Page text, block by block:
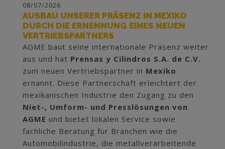
08/07/2026
AUSBAU UNSERER PRÄSENZ IN MEXIKO
DURCH DIE ERNENNUNG EINES NEUEN
VERTRIEBSPARTNERS
AGME baut seine internationale Präsenz weiter
aus und hat Prensas y Cilindros S.A. de C.V.
zum neuen Vertriebspartner in Mexiko
ernannt. Diese Partnerschaft erleichtert der
mexikanischen Industrie den Zugang zu den
Niet-, Umform- und Presslösungen von
AGME und bietet lokalen Service sowie
fachliche Beratung für Branchen wie die
Automobilindustrie, die metallverarbeitende